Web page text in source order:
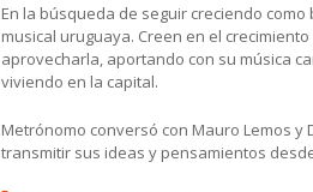
En la búsqueda de seguir creciendo
musical uruguaya. Creen en el
aprovecharla, aportando con su música
viviendo en la capital.
Metrónomo conversó con Mauro Lemos y
transmitir sus ideas y pensamientos